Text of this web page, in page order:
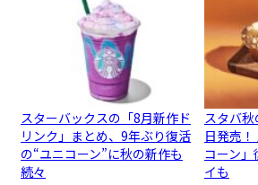
スターバックスの「8月新作ド
リンク」まとめ、9年ぶり復活
の“ユニコーン”に秋の新作も
続々
スタバ
日発売
コーン
イも